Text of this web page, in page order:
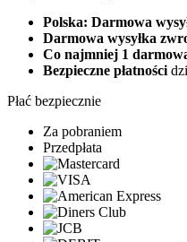
Polska: Darmowa
Darmowa wysyłka
Co najmniej 1
Bezpieczne płatności
Płać bezpiecznie
Za pobraniem
Przedpłata